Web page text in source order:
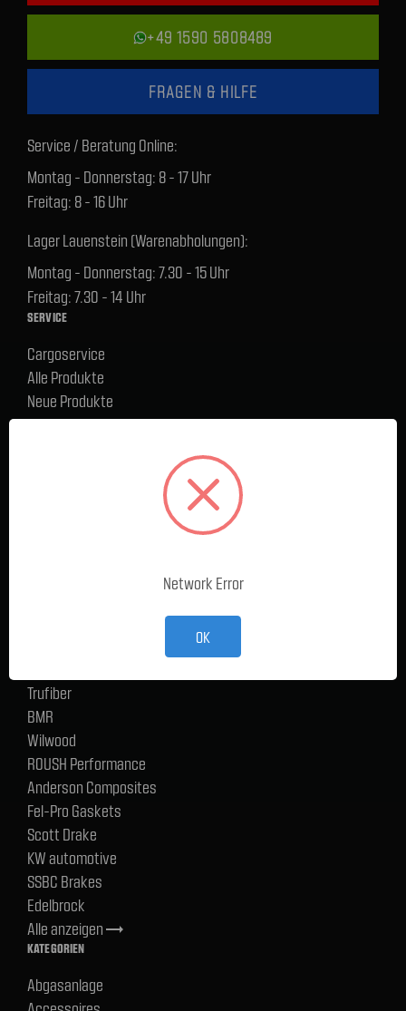
+49 1590 5808489
FRAGEN & HILFE
Service / Beratung Online:
Montag - Donnerstag: 8 - 17 Uhr
Freitag: 8 - 16 Uhr
Lager Lauenstein (Warenabholungen):
Montag - Donnerstag: 7.30 - 15 Uhr
Freitag: 7.30 - 14 Uhr
SERVICE
Cargoservice
Alle Produkte
Neue Produkte
%Sale
Versand und Zahlungsbedingungen
Ford Performance Racing Parts
Trufiber
BMR
Wilwood
ROUSH Performance
Anderson Composites
Fel-Pro Gaskets
Scott Drake
KW automotive
SSBC Brakes
Edelbrock
Alle anzeigentrending_flat
KATEGORIEN
Abgasanlage
Network Error
OK